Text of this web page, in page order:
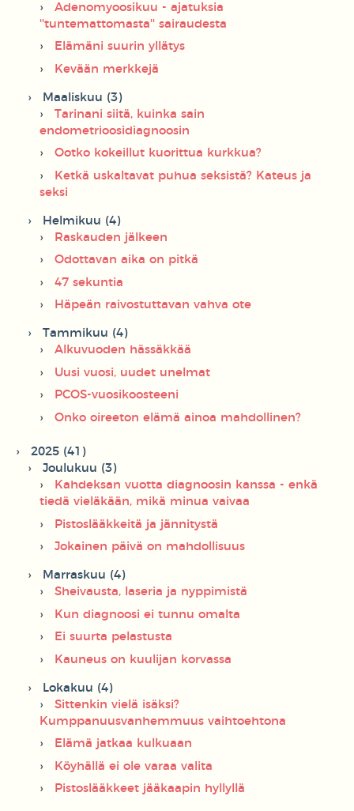
Adenomyoosikuu - ajatuksia
''tuntemattomasta'' sairaudesta
Elämäni suurin yllätys
Kevään merkkejä
Maaliskuu (3)
Tarinani siitä, kuinka sain
endometrioosidiagnoosin
Ootko kokeillut kuorittua kurkkua?
Ketkä uskaltavat puhua seksistä? Kateus ja
seksi
Helmikuu (4)
Raskauden jälkeen
Odottavan aika on pitkä
47 sekuntia
Häpeän raivostuttavan vahva ote
Tammikuu (4)
Alkuvuoden hässäkkää
Uusi vuosi, uudet unelmat
PCOS-vuosikoosteeni
Onko oireeton elämä ainoa mahdollinen?
2025 (41)
Joulukuu (3)
Kahdeksan vuotta diagnoosin kanssa - enkä
tiedä vieläkään, mikä minua vaivaa
Pistoslääkkeitä ja jännitystä
Jokainen päivä on mahdollisuus
Marraskuu (4)
Sheivausta, laseria ja nyppimistä
Kun diagnoosi ei tunnu omalta
Ei suurta pelastusta
Kauneus on kuulijan korvassa
Lokakuu (4)
Sittenkin vielä isäksi?
Kumppanuusvanhemmuus vaihtoehtona
Elämä jatkaa kulkuaan
Köyhällä ei ole varaa valita
Pistoslääkkeet jääkaapin hyllyllä